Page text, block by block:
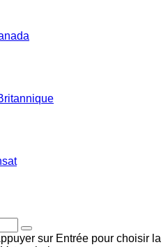
sur Entrée pour choisir la